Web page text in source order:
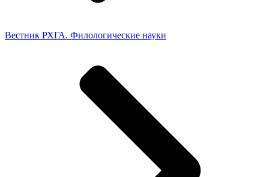
Вестник РХГА. Филологические науки